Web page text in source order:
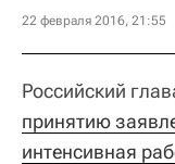
22 февраля 2016, 21:55
Российский
принятию
интенсивная